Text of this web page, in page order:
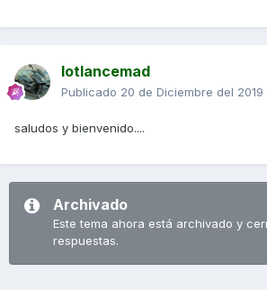
lotlancemad
Publicado 20 de Diciembre del 2019
saludos y bienvenido....
Archivado
Este tema ahora está archivado y
respuestas.